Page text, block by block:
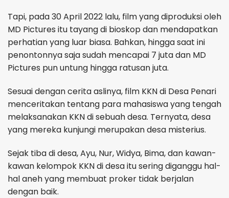
Tapi, pada 30 April 2022 lalu, film yang diproduksi oleh
MD Pictures itu tayang di bioskop dan mendapatkan
perhatian yang luar biasa. Bahkan, hingga saat ini
penontonnya saja sudah mencapai 7 juta dan MD
Pictures pun untung hingga ratusan juta.
Sesuai dengan cerita aslinya, film KKN di Desa Penari
menceritakan tentang para mahasiswa yang tengah
melaksanakan KKN di sebuah desa. Ternyata, desa
yang mereka kunjungi merupakan desa misterius.
Sejak tiba di desa, Ayu, Nur, Widya, Bima, dan kawan-
kawan kelompok KKN di desa itu sering diganggu hal-
hal aneh yang membuat proker tidak berjalan
dengan baik.